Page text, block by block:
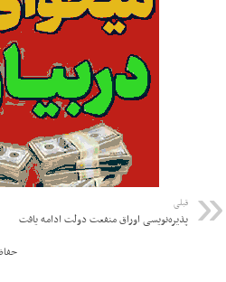
قبلی
پذیره‌نویسی اوراق منفعت دولت ادامه یافت